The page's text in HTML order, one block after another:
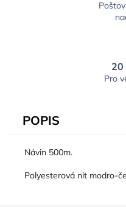
20
Pro
POPIS
Návin 500m.
Polyesterová nit modro-